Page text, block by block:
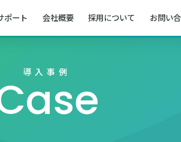
ポート 会社概要 採用について お問い
導入事例